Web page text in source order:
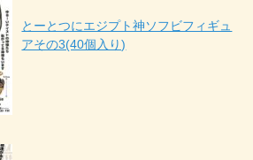
とーとつにエジプト神ソフビフィギュ
アその3(40個入り)